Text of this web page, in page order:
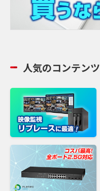
人気のコンテンツ